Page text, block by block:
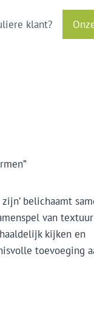
klant?
belichaamt
van
kijken en
toevoeging